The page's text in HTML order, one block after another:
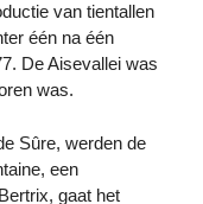
van tientallen
één na één
De Aisevallei was
was.
Sûre, werden de
een
gaat het